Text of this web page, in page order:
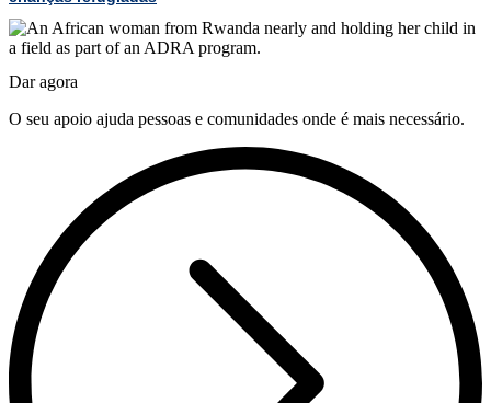
Dar agora
O seu apoio ajuda pessoas e comunidades onde é mais necessário.